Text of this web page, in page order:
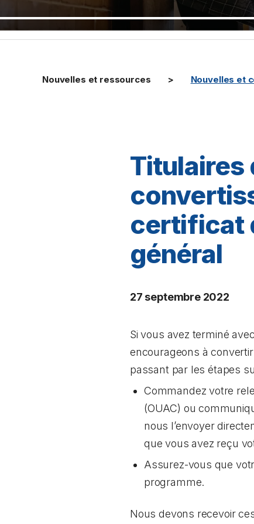
Nouvelles et ressources Nouvelles et
Titulaires
certificat
général
27 septembre 2022
Si vous avez terminé
encourageons à
passant par les étapes
Commandez votre
(OUAC) ou
nous l’envoyer
que vous avez reçu
Assurez-vous que
programme.
Nous devons recevoir